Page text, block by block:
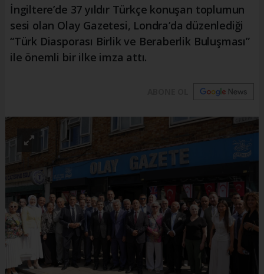
İngiltere’de 37 yıldır Türkçe konuşan toplumun
sesi olan Olay Gazetesi, Londra’da düzenlediği
“Türk Diasporası Birlik ve Beraberlik Buluşması”
ile önemli bir ilke imza attı.